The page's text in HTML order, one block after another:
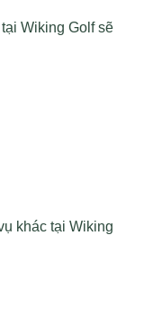
Wiking Golf sẽ
khác tại Wiking